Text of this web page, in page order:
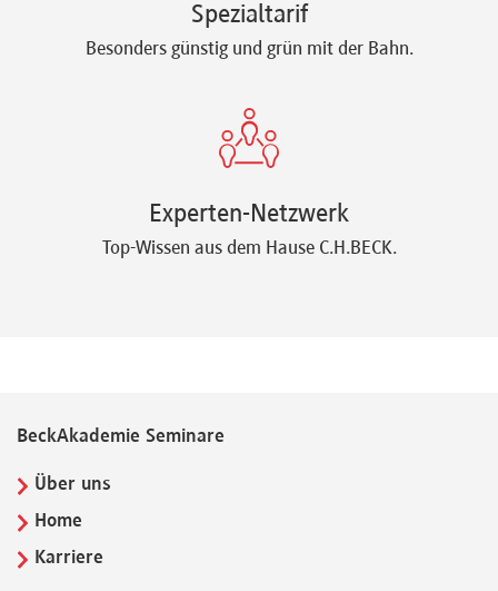
Spezialtarif
Besonders günstig und grün mit der Bahn.
Experten-Netzwerk
Top-Wissen aus dem Hause C.H.BECK.
BeckAkademie Seminare
Über uns
Home
Karriere